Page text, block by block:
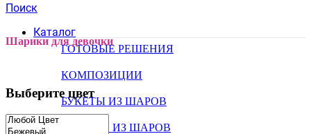
Поиск
Каталог
ГОТОВЫЕ РЕШЕНИЯ
КОМПОЗИЦИИ
БУКЕТЫ ИЗ ШАРОВ
ФОНТАН ИЗ ШАРОВ
Шарики для девочки
Выберите цвет